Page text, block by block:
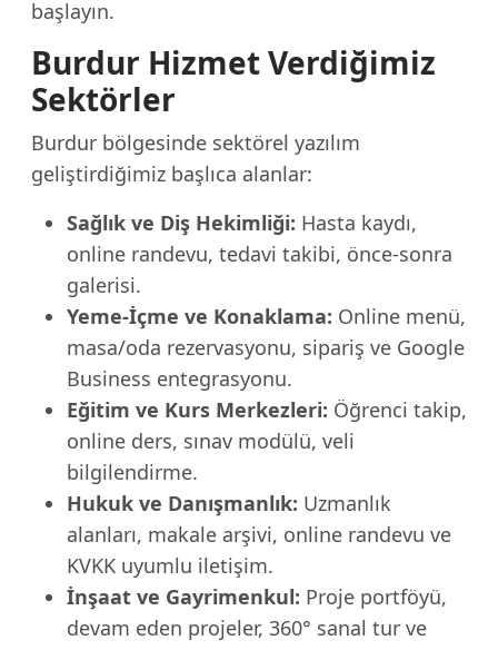
başlayın.
Burdur Hizmet Verdiğimiz
Sektörler
Burdur bölgesinde sektörel yazılım
geliştirdiğimiz başlıca alanlar:
Sağlık ve Diş Hekimliği: Hasta kaydı,
online randevu, tedavi takibi, önce-sonra
galerisi.
Yeme-İçme ve Konaklama: Online menü,
masa/oda rezervasyonu, sipariş ve Google
Business entegrasyonu.
Eğitim ve Kurs Merkezleri: Öğrenci takip,
online ders, sınav modülü, veli
bilgilendirme.
Hukuk ve Danışmanlık: Uzmanlık
alanları, makale arşivi, online randevu ve
KVKK uyumlu iletişim.
İnşaat ve Gayrimenkul: Proje portföyü,
devam eden projeler, 360° sanal tur ve